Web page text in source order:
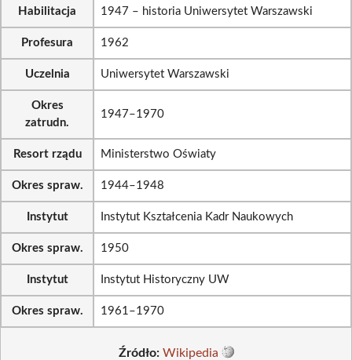
Habilitacja 1947 – historia Uniwersytet Warszawski
Profesura 1962
Uczelnia Uniwersytet Warszawski
Okres
zatrudn.
1947–1970
Resort rządu Ministerstwo Oświaty
Okres spraw. 1944–1948
Instytut Instytut Kształcenia Kadr Naukowych
Okres spraw. 1950
Instytut Instytut Historyczny UW
Okres spraw. 1961–1970
Źródło: Wikipedia